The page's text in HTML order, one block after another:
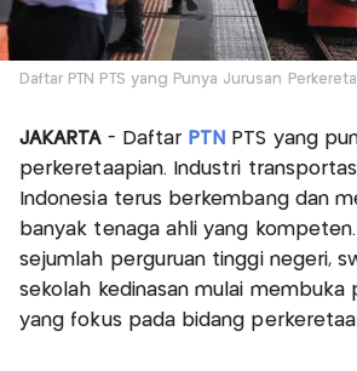
Daftar PTN PTS yang Punya Jurusan
JAKARTA- Daftar PTN
PTS yang
perkeretaapian. Industri
Indonesia terus berkembang dan
banyak tenaga ahli yang
sejumlah perguruan tinggi negeri,
sekolah kedinasan mulai membuka
yang fokus pada bidang